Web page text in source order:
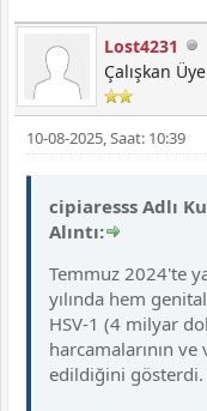
Lost4231
Çalışkan Üye
10-08-2025, Saat: 10:39
cipiaresss Adlı
Alıntı:
Temmuz 2024'te
yılında hem
HSV-1 (4 milyar
harcamalarının
edildiğini gösterdi.